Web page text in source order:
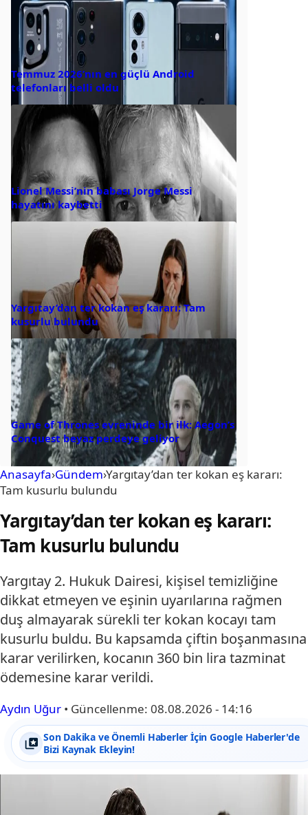
Temmuz 2026’nın en güçlü Android
telefonları belli oldu
Lionel Messi’nin babası Jorge Messi
hayatını kaybetti
Yargıtay’dan ter kokan eş kararı: Tam
kusurlu bulundu
Game of Thrones evreninde bir ilk: Aegon’s
Conquest beyaz perdeye geliyor
Anasayfa›Gündem›Yargıtay’dan ter kokan eş kararı:
Tam kusurlu bulundu
Yargıtay’dan ter kokan eş kararı:
Tam kusurlu bulundu
Yargıtay 2. Hukuk Dairesi, kişisel temizliğine
dikkat etmeyen ve eşinin uyarılarına rağmen
duş almayarak sürekli ter kokan kocayı tam
kusurlu buldu. Bu kapsamda çiftin boşanmasına
karar verilirken, kocanın 360 bin lira tazminat
ödemesine karar verildi.
Aydın Uğur • Güncellenme: 08.08.2026 - 14:16
Son Dakika ve Önemli Haberler İçin Google Haberler'de
Bizi Kaynak Ekleyin!